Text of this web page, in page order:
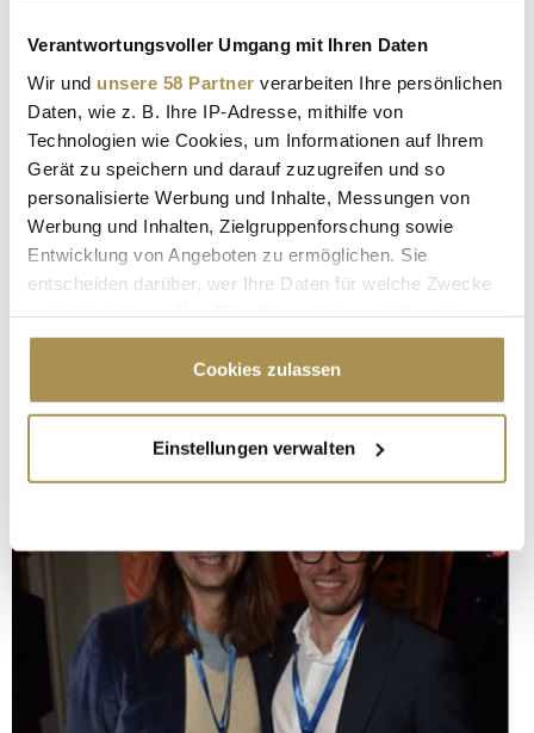
Verantwortungsvoller Umgang mit Ihren Daten
Wir und unsere 58 Partner verarbeiten Ihre persönlichen
Daten, wie z. B. Ihre IP-Adresse, mithilfe von
Technologien wie Cookies, um Informationen auf Ihrem
Gerät zu speichern und darauf zuzugreifen und so
personalisierte Werbung und Inhalte, Messungen von
Werbung und Inhalten, Zielgruppenforschung sowie
Entwicklung von Angeboten zu ermöglichen. Sie
entscheiden darüber, wer Ihre Daten für welche Zwecke
Cookie-Erklärung oder durch Klicken auf das Privacy
Trigger Symbol ändern oder widerrufen
Informationen über Ihre geografische Lage
erfassen, welche bis auf einige Meter genau sein
bestimmten Merkmalen (Fingerprinting) identifizieren
Erfahren Sie mehr darüber, wie Ihre persönlichen Daten
verarbeitet werden, und legen Sie Ihre Präferenzen im
Abschnitt Einzelheiten fest.
Wir verwenden Cookies, um Inhalte und Anzeigen zu
Cookies zulassen
Einstellungen verwalten